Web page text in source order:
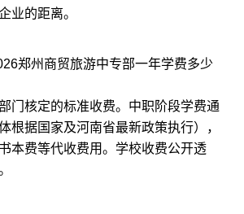
业的距离。
郑州商贸旅游中专部一年学费多少
门核定的标准收费。中职阶段学费通
根据国家及河南省最新政策执行），
本费等代收费用。学校收费公开透